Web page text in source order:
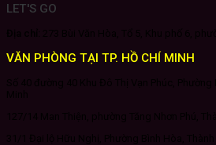
LET'S GO
VĂN PHÒNG TẠI TP. HỒ CHÍ MINH